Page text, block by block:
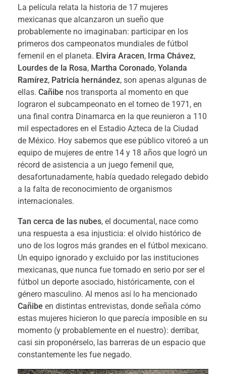
La película relata la historia de 17 mujeres
mexicanas que alcanzaron un sueño que
probablemente no imaginaban: participar en los
primeros dos campeonatos mundiales de fútbol
femenil en el planeta. Elvira Aracen, Irma Chávez,
Lourdes de la Rosa, Martha Coronado, Yolanda
Ramírez, Patricia hernández, son apenas algunas de
ellas. Cañibe nos transporta al momento en que
lograron el subcampeonato en el torneo de 1971, en
una final contra Dinamarca en la que reunieron a 110
mil espectadores en el Estadio Azteca de la Ciudad
de México. Hoy sabemos que ese público vitoreó a un
equipo de mujeres de entre 14 y 18 años que logró un
récord de asistencia a un juego femenil que,
desafortunadamente, había quedado relegado debido
a la falta de reconocimiento de organismos
internacionales.
Tan cerca de las nubes, el documental, nace como
una respuesta a esa injusticia: el olvido histórico de
uno de los logros más grandes en el fútbol mexicano.
Un equipo ignorado y excluido por las instituciones
mexicanas, que nunca fue tomado en serio por ser el
fútbol un deporte asociado, históricamente, con el
género masculino. Al menos así lo ha mencionado
Cañibe en distintas entrevistas, donde señala cómo
estas mujeres hicieron lo que parecía imposible en su
momento (y probablemente en el nuestro): derribar,
casi sin proponérselo, las barreras de un espacio que
constantemente les fue negado.